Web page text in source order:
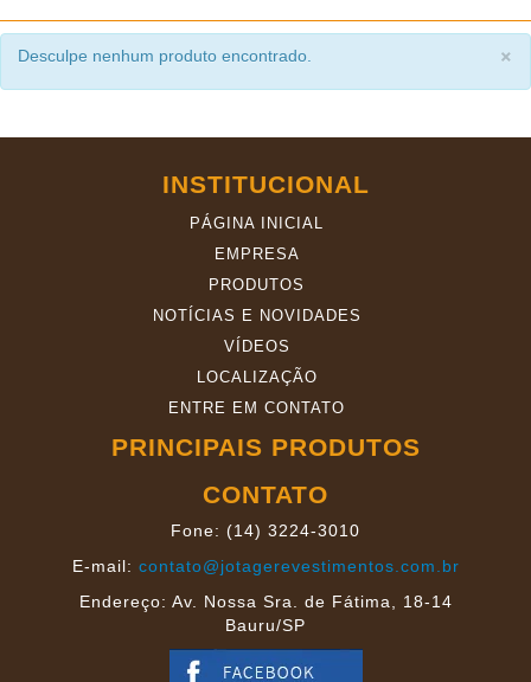
INSTITUCIONAL
PORTFÓLIO DE OBRAS
×
Desculpe nenhum produto encontrado.
INSTITUCIONAL
PÁGINA INICIAL
EMPRESA
PRODUTOS
NOTÍCIAS E NOVIDADES
VÍDEOS
LOCALIZAÇÃO
ENTRE EM CONTATO
PRINCIPAIS PRODUTOS
CONTATO
Fone: (14) 3224-3010
E-mail: contato@jotagerevestimentos.com.br
Endereço: Av. Nossa Sra. de Fátima, 18-14
Bauru/SP